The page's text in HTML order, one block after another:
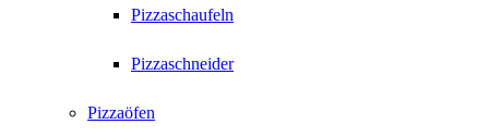
Pizzaschaufeln
Pizzaschneider
Pizzaöfen